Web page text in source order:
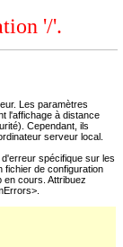
'/'.
Les paramètres
l'affichage à distance
Cependant, ils
serveur local.
spécifique sur les
fichier de configuration
en cours. Attribuez